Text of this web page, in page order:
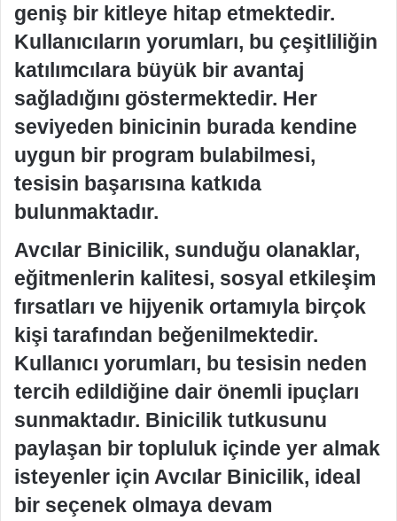
geniş bir kitleye hitap etmektedir.
Kullanıcıların yorumları, bu çeşitliliğin
katılımcılara büyük bir avantaj
sağladığını göstermektedir. Her
seviyeden binicinin burada kendine
uygun bir program bulabilmesi,
tesisin başarısına katkıda
bulunmaktadır.
Avcılar Binicilik, sunduğu olanaklar,
eğitmenlerin kalitesi, sosyal etkileşim
fırsatları ve hijyenik ortamıyla birçok
kişi tarafından beğenilmektedir.
Kullanıcı yorumları, bu tesisin neden
tercih edildiğine dair önemli ipuçları
sunmaktadır. Binicilik tutkusunu
paylaşan bir topluluk içinde yer almak
isteyenler için Avcılar Binicilik, ideal
bir seçenek olmaya devam